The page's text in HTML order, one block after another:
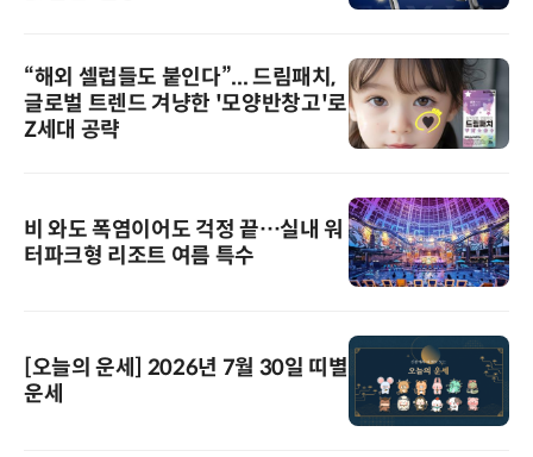
“해외 셀럽들도 붙인다”... 드림패치,
글로벌 트렌드 겨냥한 '모양반창고'로
Z세대 공략
비 와도 폭염이어도 걱정 끝…실내 워
터파크형 리조트 여름 특수
[오늘의 운세] 2026년 7월 30일 띠별
운세